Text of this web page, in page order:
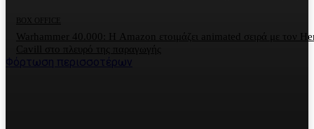
BOX OFFICE
Warhammer 40.000: Η Amazon ετοιμάζει animated σειρά με τον
Cavill στο πλευρό της παραγωγής
Φόρτωση περισσοτέρων